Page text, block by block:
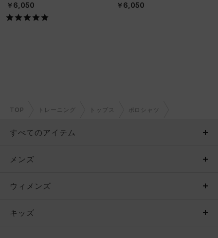
￥6,050 ￥6,050
TOP トレーニング トップス ポロシャツ
すべてのアイテム
メンズ
ウィメンズ
キッズ
メンズ
トップス
ボトムス
ウィメンズ
トップス
キッズ